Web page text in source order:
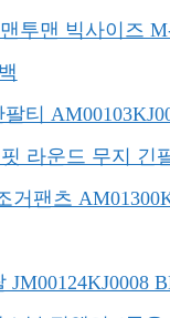
투맨 빅사이즈
티
라운드 무지 긴
팬츠